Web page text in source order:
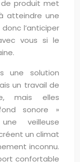
de produit met
atteindre une
l’anticiper
vous si le
une solution
un travail de
mais elles
sonore »
veilleuse
un climat
inconnu.
confortable